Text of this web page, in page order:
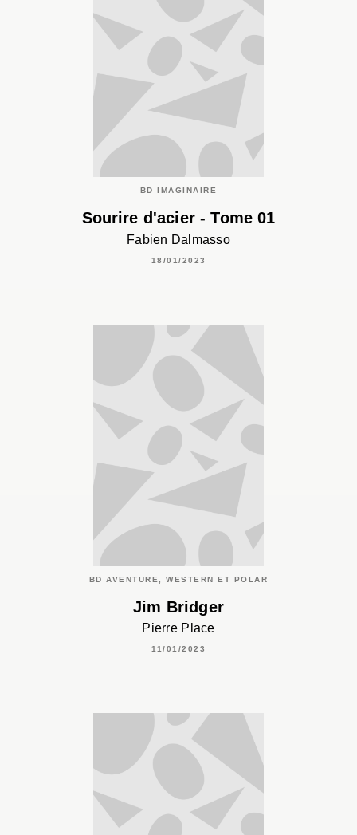
BD IMAGINAIRE
Sourire d'acier - Tome 01
Fabien Dalmasso
18/01/2023
BD AVENTURE, WESTERN ET POLAR
Jim Bridger
Pierre Place
11/01/2023